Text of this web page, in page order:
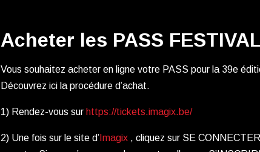
Acheter les PASS
Vous souhaitez acheter en ligne votre PASS pour la 39e
Découvrez ici la procédure d’achat.
1) Rendez-vous sur https://tickets.imagix.be/
2) Une fois sur le site d’Imagix, cliquez sur SE